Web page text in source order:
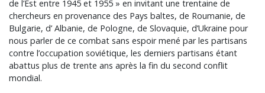
de l’Est entre 1945 et 1955 » en invitant une trentaine de
chercheurs en provenance des Pays baltes, de Roumanie, de
Bulgarie, d’ Albanie, de Pologne, de Slovaquie, d’Ukraine pour
nous parler de ce combat sans espoir mené par les partisans
contre l’occupation soviétique, les derniers partisans étant
abattus plus de trente ans après la fin du second conflit
mondial.